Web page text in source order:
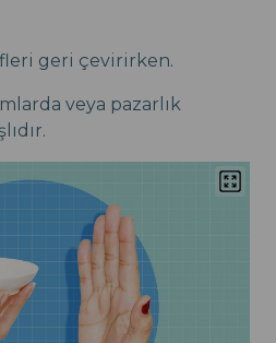
geri çevirirken.
veya pazarlık